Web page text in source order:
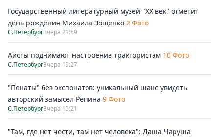
Государственный литературный музей "ХХ век" отметит
день рождения Михаила Зощенко 2 Фото
С.ПетербургВчера 21:59
Аисты поднимают настроение трактористам 10 Фото
С.ПетербургВчера 19:27
"Пенаты" без экспонатов: уникальный шанс увидеть
авторский замысел Репина 9 Фото
С.ПетербургВчера 19:21
"Там, где нет чести, там нет человека": Даша Чаруша